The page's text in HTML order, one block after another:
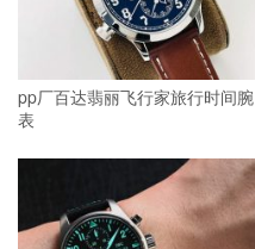
pp厂百达翡丽飞行家旅行时间腕
表